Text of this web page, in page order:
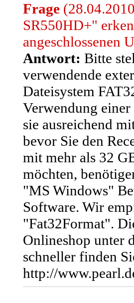
Frage
SR550HD+"
angeschlossenen
Antwort: Bitte
verwendende
Dateisystem
Verwendung einer
sie ausreichend
bevor Sie den
mit mehr als 32
möchten,
"MS Windows"
Software. Wir
"Fat32Format".
Onlineshop unter
schneller finden
http://